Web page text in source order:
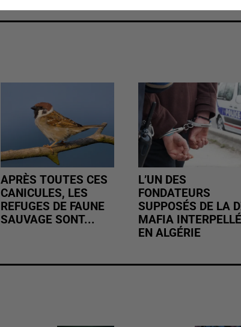
APRÈS TOUTES CES
CANICULES, LES
REFUGES DE FAUNE
SAUVAGE SONT...
L’UN DES
FONDATEURS
SUPPOSÉS DE LA
MAFIA INTERPELLÉ
EN ALGÉRIE